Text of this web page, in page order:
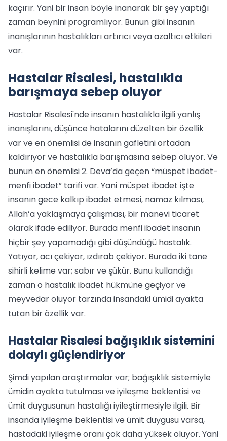
kaçırır. Yani bir insan böyle inanarak bir şey yaptığı
zaman beynini programlıyor. Bunun gibi insanın
inanışlarının hastalıkları artırıcı veya azaltıcı etkileri
var.
Hastalar Risalesi, hastalıkla
barışmaya sebep oluyor
Hastalar Risalesi'nde insanın hastalıkla ilgili yanlış
inanışlarını, düşünce hatalarını düzelten bir özellik
var ve en önemlisi de insanın gafletini ortadan
kaldırıyor ve hastalıkla barışmasına sebep oluyor. Ve
bunun en önemlisi 2. Deva’da geçen “müspet ibadet-
menfi ibadet” tarifi var. Yani müspet ibadet işte
insanın gece kalkıp ibadet etmesi, namaz kılması,
Allah’a yaklaşmaya çalışması, bir manevi ticaret
olarak ifade ediliyor. Burada menfi ibadet insanın
hiçbir şey yapamadığı gibi düşündüğü hastalık.
Yatıyor, acı çekiyor, ızdırab çekiyor. Burada iki tane
sihirli kelime var; sabır ve şükür. Bunu kullandığı
zaman o hastalık ibadet hükmüne geçiyor ve
meyvedar oluyor tarzında insandaki ümidi ayakta
tutan bir özellik var.
Hastalar Risalesi bağışıklık sistemini
dolaylı güçlendiriyor
Şimdi yapılan araştırmalar var; bağışıklık sistemiyle
ümidin ayakta tutulması ve iyileşme beklentisi ve
ümit duygusunun hastalığı iyileştirmesiyle ilgili. Bir
insanda iyileşme beklentisi ve ümit duygusu varsa,
hastadaki iyileşme oranı çok daha yüksek oluyor. Yani